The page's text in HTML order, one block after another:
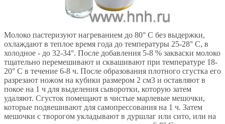
Молоко пастеризуют нагреванием до 80° С без выдержки,
охлаждают в теплое время года до температуры 25-28° С, в
холодное - до 32-34°. После добавления 5-8 % закваски молоко
тщательно перемешивают и сквашивают при температуре 18-
20° С в течение 6-8 ч. После образования плотного сгустка его
разрезают ножом на кубики размером 2 см3 и оставляют в
покое на 1 ч для выделения сыворотки, которую затем
удаляют. Сгусток помещают в чистые марлевые мешочки,
которые подвешивают для самопрессования на 1 ч. Затем
мешочки с творогом укладывают в дуршлаг или сито, или на